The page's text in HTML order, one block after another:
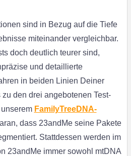
sind in Bezug auf die Tiefe
miteinander vergleichbar.
doch deutlich teurer sind,
und detaillierte
in beiden Linien Deiner
den drei angebotenen Test-
FamilyTreeDNA-
dass 23andMe seine Pakete
Stattdessen werden im
23andMe immer sowohl mtDNA